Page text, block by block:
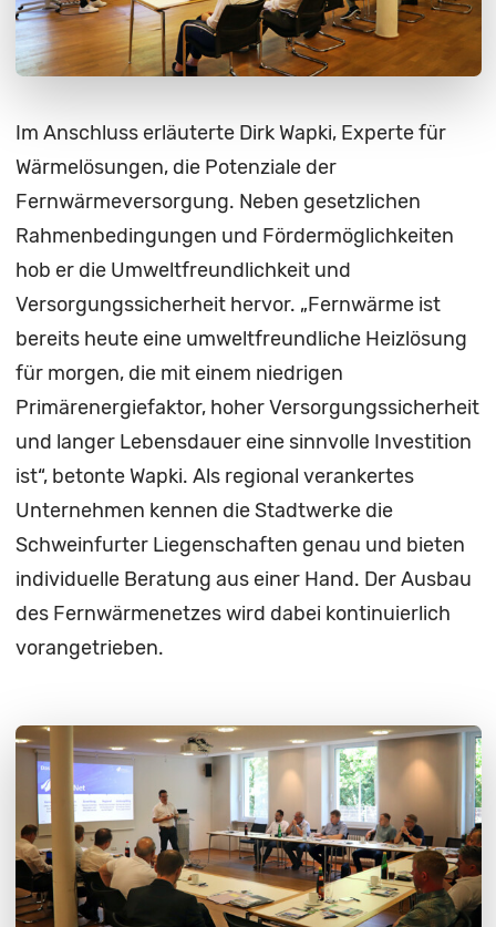
Im Anschluss erläuterte Dirk Wapki, Experte für
Wärmelösungen, die Potenziale der
Fernwärmeversorgung. Neben gesetzlichen
Rahmenbedingungen und Fördermöglichkeiten
hob er die Umweltfreundlichkeit und
Versorgungssicherheit hervor. „Fernwärme ist
bereits heute eine umweltfreundliche Heizlösung
für morgen, die mit einem niedrigen
Primärenergiefaktor, hoher Versorgungssicherheit
und langer Lebensdauer eine sinnvolle Investition
ist“, betonte Wapki. Als regional verankertes
Unternehmen kennen die Stadtwerke die
Schweinfurter Liegenschaften genau und bieten
individuelle Beratung aus einer Hand. Der Ausbau
des Fernwärmenetzes wird dabei kontinuierlich
vorangetrieben.